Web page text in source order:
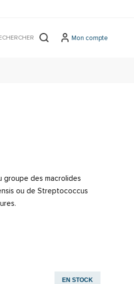
Mon compte
groupe des macrolides
ou de Streptococcus
EN STOCK